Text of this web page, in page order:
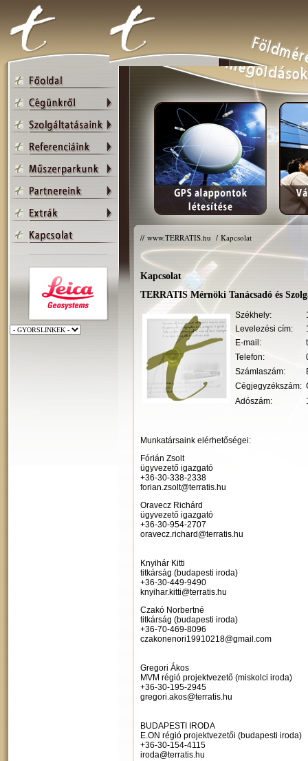
// www.TERRATIS.hu / Kapcsolat
Kapcsolat
TERRATIS Mérnöki Tanácsadó és
Székhely:
Levelezési cím:
E-mail:
Telefon:
Számlaszám:
Cégjegyzékszám:
Adószám:
Munkatársaink elérhetőségei:
Fórián Zsolt
ügyvezető igazgató
+36-30-338-2338
forian.zsolt@terratis.hu
Oravecz Richárd
ügyvezető igazgató
+36-30-954-2707
oravecz.richard@terratis.hu
Knyihár Kitti
titkárság (budapesti iroda)
+36-30-449-9490
knyihar.kitti@terratis.hu
Czakó Norbertné
titkárság (budapesti iroda)
+36-70-469-8096
czakonenori19910218@gmail.com
Gregori Ákos
MVM régió projektvezető (miskolci iroda)
+36-30-195-2945
gregori.akos@terratis.hu
BUDAPESTI IRODA
E.ON régió projektvezetői (budapesti iroda)
+36-30-154-4115
iroda@terratis.hu